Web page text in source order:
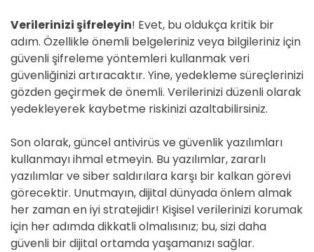
Verilerinizi şifreleyin! Evet, bu oldukça kritik bir
adım. Özellikle önemli belgeleriniz veya bilgileriniz için
güvenli şifreleme yöntemleri kullanmak veri
güvenliğinizi artıracaktır. Yine, yedekleme süreçlerinizi
gözden geçirmek de önemli. Verilerinizi düzenli olarak
yedekleyerek kaybetme riskinizi azaltabilirsiniz.
Son olarak, güncel antivirüs ve güvenlik yazılımları
kullanmayı ihmal etmeyin. Bu yazılımlar, zararlı
yazılımlar ve siber saldırılara karşı bir kalkan görevi
görecektir. Unutmayın, dijital dünyada önlem almak
her zaman en iyi stratejidir! Kişisel verilerinizi korumak
için her adımda dikkatli olmalısınız; bu, sizi daha
güvenli bir dijital ortamda yaşamanızı sağlar.